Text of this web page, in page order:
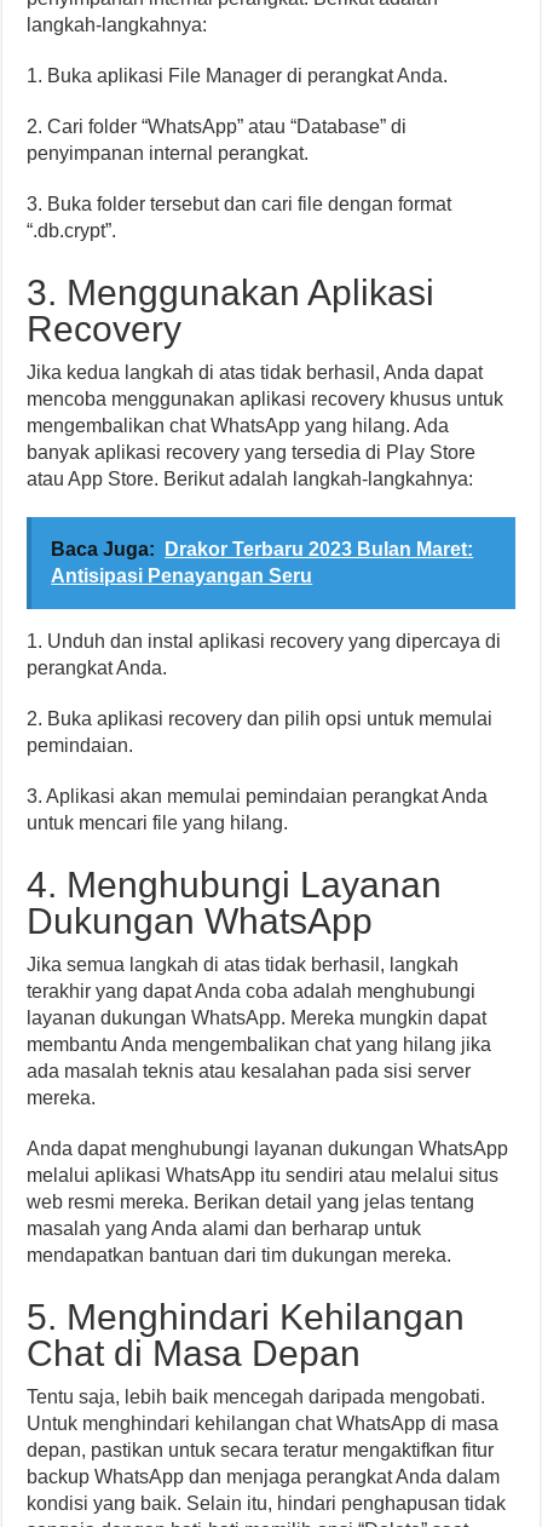
langkah-langkahnya:
1. Buka aplikasi File Manager di perangkat Anda.
2. Cari folder “WhatsApp” atau “Database” di
penyimpanan internal perangkat.
3. Buka folder tersebut dan cari file dengan format
“.db.crypt”.
3. Menggunakan Aplikasi
Recovery
Jika kedua langkah di atas tidak berhasil, Anda dapat
mencoba menggunakan aplikasi recovery khusus untuk
mengembalikan chat WhatsApp yang hilang. Ada
banyak aplikasi recovery yang tersedia di Play Store
atau App Store. Berikut adalah langkah-langkahnya:
Baca Juga:
Drakor Terbaru 2023 Bulan Maret:
Antisipasi Penayangan Seru
1. Unduh dan instal aplikasi recovery yang dipercaya di
perangkat Anda.
2. Buka aplikasi recovery dan pilih opsi untuk memulai
pemindaian.
3. Aplikasi akan memulai pemindaian perangkat Anda
untuk mencari file yang hilang.
4. Menghubungi Layanan
Dukungan WhatsApp
Jika semua langkah di atas tidak berhasil, langkah
terakhir yang dapat Anda coba adalah menghubungi
layanan dukungan WhatsApp. Mereka mungkin dapat
membantu Anda mengembalikan chat yang hilang jika
ada masalah teknis atau kesalahan pada sisi server
mereka.
Anda dapat menghubungi layanan dukungan WhatsApp
melalui aplikasi WhatsApp itu sendiri atau melalui situs
web resmi mereka. Berikan detail yang jelas tentang
masalah yang Anda alami dan berharap untuk
mendapatkan bantuan dari tim dukungan mereka.
5. Menghindari Kehilangan
Chat di Masa Depan
Tentu saja, lebih baik mencegah daripada mengobati.
Untuk menghindari kehilangan chat WhatsApp di masa
depan, pastikan untuk secara teratur mengaktifkan fitur
backup WhatsApp dan menjaga perangkat Anda dalam
kondisi yang baik. Selain itu, hindari penghapusan tidak